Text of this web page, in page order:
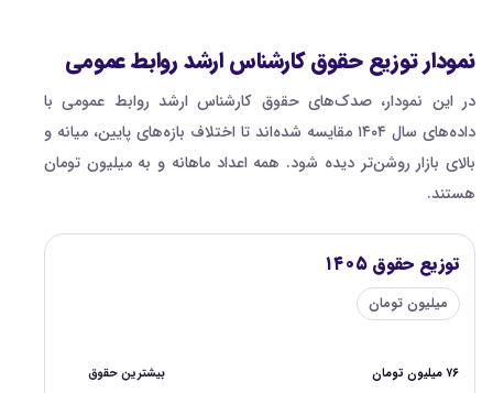
نمودار توزیع حقوق کارشناس ارشد روابط عمومی
در این نمودار، صدک‌های حقوق کارشناس ارشد روابط عمومی با
داده‌های سال ۱۴۰۴ مقایسه شده‌اند تا اختلاف بازه‌های پایین، میانه و
بالای بازار روشن‌تر دیده شود. همه اعداد ماهانه و به میلیون تومان
هستند.
توزیع حقوق ۱۴۰۵
میلیون تومان
بیشترین حقوق ۷۶ میلیون تومان